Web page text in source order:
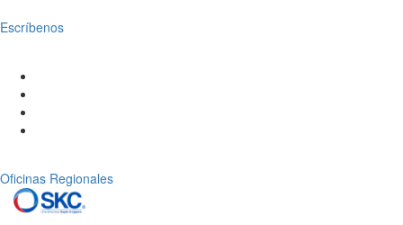
Escríbenos
Oficinas Regionales